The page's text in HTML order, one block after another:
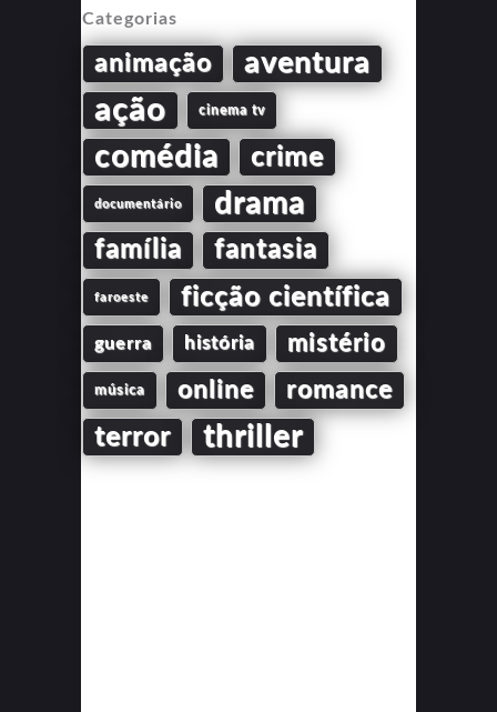
Categorias
animação aventura
ação cinema tv
comédia crime
documentário drama
família fantasia
faroeste ficção científica
guerra história mistério
música online romance
terror thriller